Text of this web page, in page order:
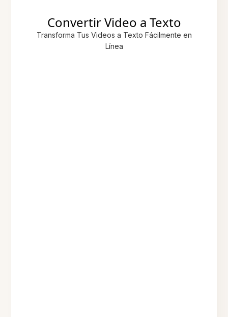
Convertir Video a Texto
Transforma Tus Videos a Texto Fácilmente en
Línea